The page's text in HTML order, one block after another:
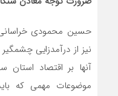
حسین محمودی
نیز از درآمدزایی
آنها بر اقتصاد
موضوعات مهمی که